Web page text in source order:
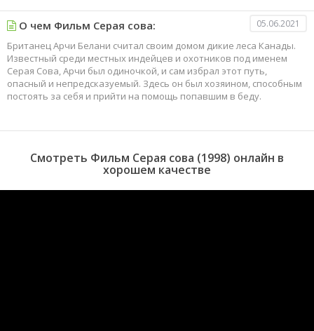
О чем Фильм Серая сова: 05.06.2021
Британец Арчи Белани считал своим домом дикие леса Канады.
Известный среди местных индейцев и охотников под именем
Серая Сова, Арчи был одиночкой, и сам избрал этот путь,
опасный и непредсказуемый. Здесь он был хозяином, способным
постоять за себя и прийти на помощь попавшим в беду.
Смотреть Фильм Серая сова (1998) онлайн в
хорошем качестве